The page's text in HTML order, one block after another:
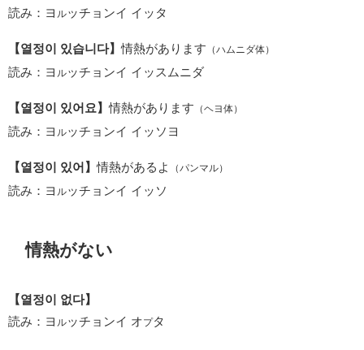
読み：ヨ ルッチョンイ イッタ
【열정이 있습니다】情熱があります （ハムニダ体）
読み：ヨ ルッチョンイ イッスムニダ
【열정이 있어요】情熱があります （ヘヨ体）
読み：ヨ ルッチョンイ イッソヨ
【열정이 있어】情熱があるよ （パンマル）
読み：ヨ ルッチョンイ イッソ
情熱がない
【열정이 없다】
読み：ヨ ルッチョンイ オプタ